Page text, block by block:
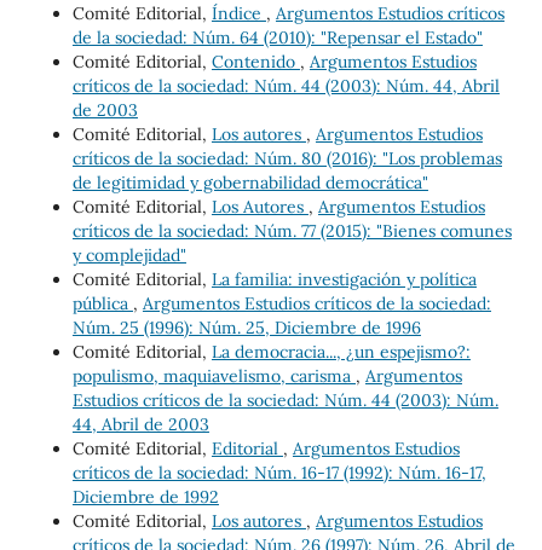
Comité Editorial, Índice , Argumentos Estudios críticos
de la sociedad: Núm. 64 (2010): "Repensar el Estado"
Comité Editorial, Contenido , Argumentos Estudios
críticos de la sociedad: Núm. 44 (2003): Núm. 44, Abril
de 2003
Comité Editorial, Los autores , Argumentos Estudios
críticos de la sociedad: Núm. 80 (2016): "Los problemas
de legitimidad y gobernabilidad democrática"
Comité Editorial, Los Autores , Argumentos Estudios
críticos de la sociedad: Núm. 77 (2015): "Bienes comunes
y complejidad"
Comité Editorial, La familia: investigación y política
pública , Argumentos Estudios críticos de la sociedad:
Núm. 25 (1996): Núm. 25, Diciembre de 1996
Comité Editorial, La democracia..., ¿un espejismo?:
populismo, maquiavelismo, carisma , Argumentos
Estudios críticos de la sociedad: Núm. 44 (2003): Núm.
44, Abril de 2003
Comité Editorial, Editorial , Argumentos Estudios
críticos de la sociedad: Núm. 16-17 (1992): Núm. 16-17,
Diciembre de 1992
Comité Editorial, Los autores , Argumentos Estudios
críticos de la sociedad: Núm. 26 (1997): Núm. 26, Abril de